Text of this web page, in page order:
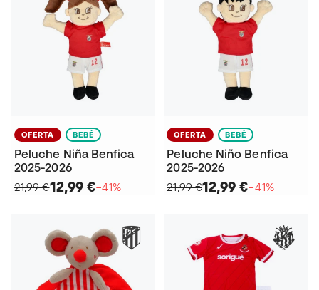
OFERTA BEBÉ
Peluche Niña Benfica
2025-2026
21,99 €12,99 €−41%
OFERTA BEBÉ
Peluche Niño Benfica
2025-2026
21,99 €12,99 €−41%